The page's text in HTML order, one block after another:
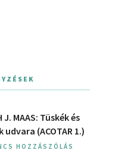
J. MAAS: Tüskék és
udvara (ACOTAR 1.)
HOZZÁSZÓLÁS